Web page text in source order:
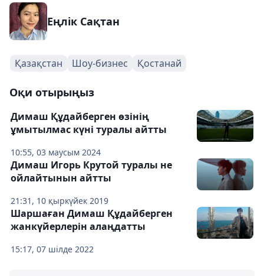
Еңлік Сақтан
Қазақстан Шоу-бизнес Қостанай
Оқи отырыңыз
10:55, 03 маусым 2024
Димаш Құдайберген өзінің
ұмытылмас күні туралы айтты
21:31, 10 қыркүйек 2019
Димаш Игорь Крутой туралы не
ойлайтынын айтты
15:17, 07 шілде 2022
Шаршаған Димаш Құдайберген
жанкүйерлерін алаңдатты